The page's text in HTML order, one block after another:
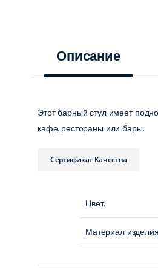
Описание
Этот барный стул имеет
кафе, рестораны или бары.
Сертификат Качества
Цвет:
Материал